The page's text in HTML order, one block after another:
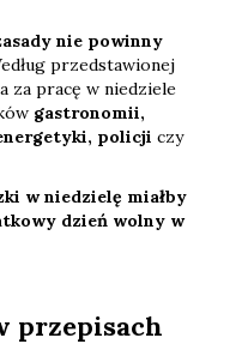
nie powinny
przedstawionej
za pracę w niedziele
gastronomii,
policji czy
w niedzielę miałby
dzień wolny w
przepisach